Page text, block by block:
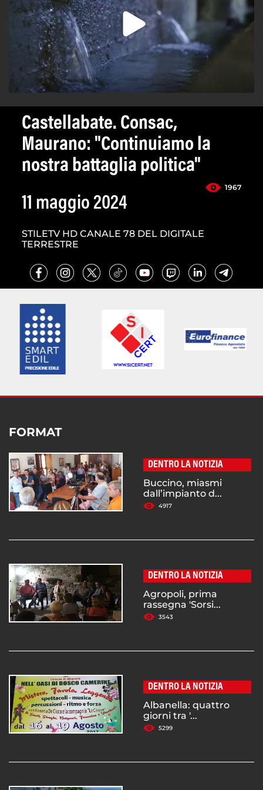
Castellabate. Consac,
Maurano: "Continuiamo la
nostra battaglia politica"
1967
11 maggio 2024
STILETV HD CANALE 78 DEL DIGITALE
TERRESTRE
FORMAT
DENTRO LA NOTIZIA
Buccino, miasmi
dall’impianto d...
4917
DENTRO LA NOTIZIA
Agropoli, prima
rassegna 'Sorsi...
3543
DENTRO LA NOTIZIA
Albanella: quattro
giorni tra '...
5299